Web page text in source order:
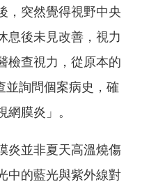
，突然覺得視野中央
息後未見改善，視力
檢查視力，從原本的
並詢問個案病史，確
膜炎」。
炎並非夏天高溫燒傷
中的藍光與紫外線對